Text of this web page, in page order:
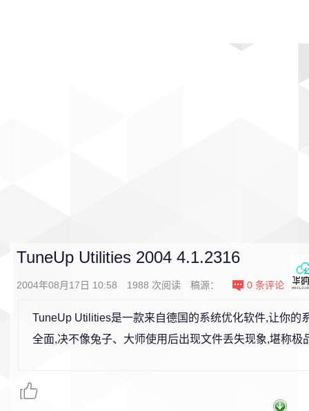
TuneUp Utilities 2004 4.1.2316
2004年08月17日 10:58 1988 次阅读 稿源： 0 条评论
TuneUp Utilities是一款来自德国的系统优化软件,让你的
全面,决不像兔子、大师使用后出现文件丢失现象,堪称极